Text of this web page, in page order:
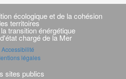
écologique et de la cohésion
territoires
transition énérgétique
chargé de la Mer
Accessibilité
légales
sites publics